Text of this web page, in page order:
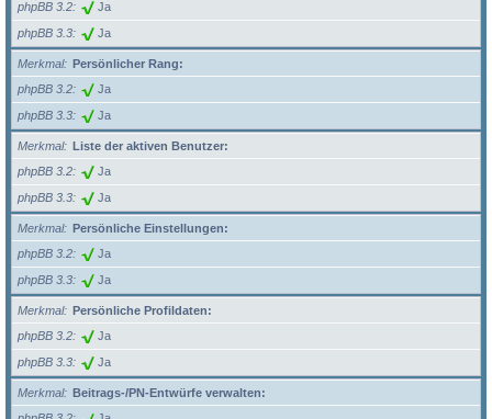
phpBB 3.2
Ja
phpBB 3.3 Ja
Merkmal
Persönlicher Rang:
phpBB 3.2
Ja
phpBB 3.3 Ja
Merkmal
Liste der aktiven Benutzer:
phpBB 3.2
Ja
phpBB 3.3 Ja
Merkmal
Persönliche Einstellungen:
phpBB 3.2
Ja
phpBB 3.3 Ja
Merkmal
Persönliche Profildaten:
phpBB 3.2
Ja
phpBB 3.3 Ja
Merkmal
Beitrags-/PN-Entwürfe verwalten: